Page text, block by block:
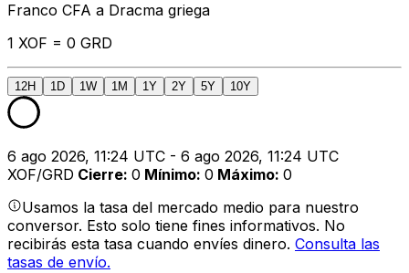
Franco CFA a Dracma griega
1 XOF = 0 GRD
12H 1D 1W 1M 1Y 2Y 5Y 10Y
6 ago 2026, 11:24 UTC - 6 ago 2026, 11:24 UTC
XOF/GRD Cierre: 0 Mínimo: 0 Máximo: 0
Usamos la tasa del mercado medio para nuestro
conversor. Esto solo tiene fines informativos. No
recibirás esta tasa cuando envíes dinero. Consulta las
tasas de envío.